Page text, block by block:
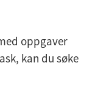
oppgaver
kan du søke